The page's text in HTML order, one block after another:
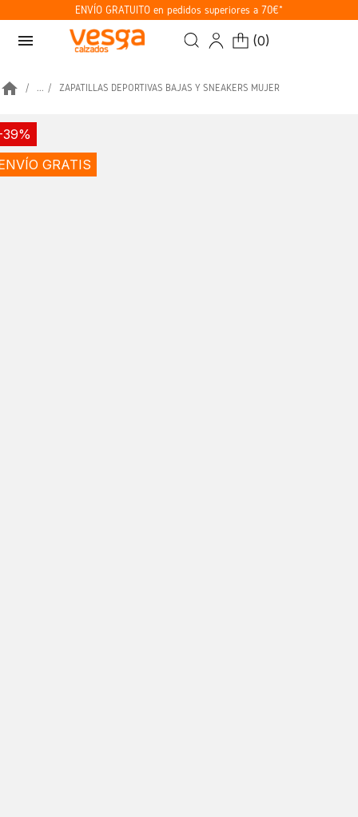
ENVÍO GRATUITO en pedidos superiores a 70€*
menu (0)
home ... ZAPATILLAS DEPORTIVAS BAJAS Y SNEAKERS MUJER
GRATIS